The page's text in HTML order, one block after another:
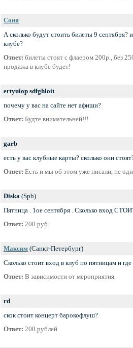
Соня
А сколько будут стоить билеты 9
клубе?
Ответ: билеты стоят с флаером 200р., без
продажа в клубе будет!
ertyuiop sdfghloit
почему у вас на сайте нет афиши?
Ответ: Будте внимательней!!!
garb
есть у вас клубные карты? сколько они
Ответ: Есть и мы об этом уже писали, не
Diska (Spb)
Пятница . 1ое сентября . Сколько вход
Ответ: 200 руб
Максим (Санкт-Петербург)
Сколько стоит вход в клуб по пятницам и
Ответ: В зависимости от мероприятия.
rd
скок стоит концерт барокофлуш?
Ответ: 200 рублей